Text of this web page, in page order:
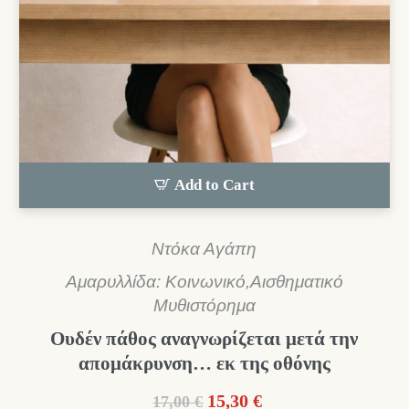
Add to Cart
Ντόκα Αγάπη
Αμαρυλλίδα: Κοινωνικό,Αισθηματικό
Μυθιστόρημα
Ουδέν πάθος αναγνωρίζεται μετά την
απομάκρυνση… εκ της οθόνης
17,00 € Original
15,30 €Η